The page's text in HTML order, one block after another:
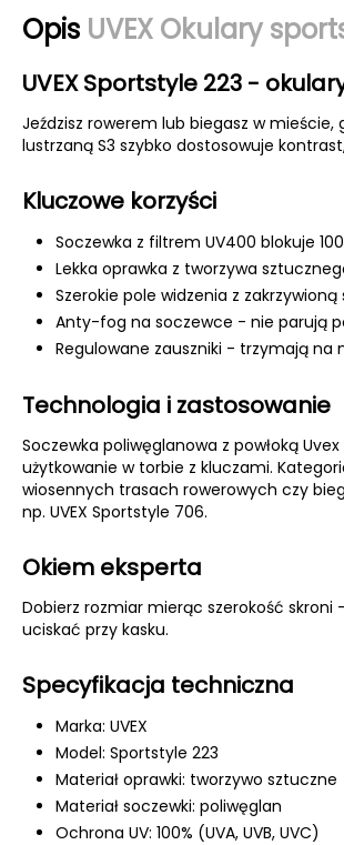
Opis UVEX Okulary
UVEX Sportstyle 223 -
Jeździsz rowerem lub biegasz w
lustrzaną S3 szybko dostosowuje
Kluczowe korzyści
Soczewka z filtrem UV400 blokuje
Lekka oprawka z tworzywa
Szerokie pole widzenia z
Anty-fog na soczewce - nie parują
Regulowane zauszniki - trzymają na
Technologia i zastosowanie
Soczewka poliwęglanowa z powłoką
użytkowanie w torbie z kluczami.
wiosennych trasach rowerowych czy
np. UVEX Sportstyle 706.
Okiem eksperta
Dobierz rozmiar mierąc szerokość
uciskać przy kasku.
Specyfikacja techniczna
Marka: UVEX
Model: Sportstyle 223
Materiał oprawki: tworzywo sztuczne
Materiał soczewki: poliwęglan
Ochrona UV: 100% (UVA, UVB, UVC)